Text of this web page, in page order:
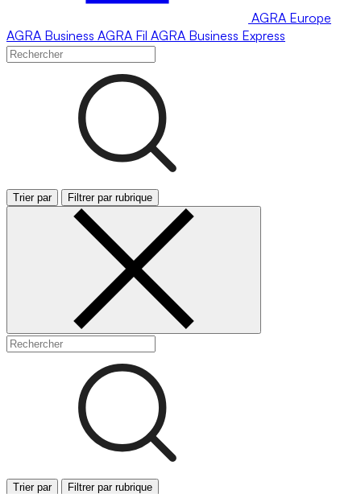
AGRA Europe
AGRA Business AGRA Fil AGRA Business Express
Trier par Filtrer par rubrique
Trier par Filtrer par rubrique